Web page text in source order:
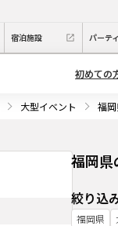
宿泊施設 パーテ
初めての
大型イベント 福
福岡県
絞り込
福岡県